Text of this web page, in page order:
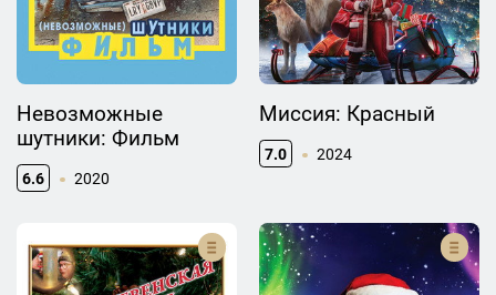
Невозможные
шутники: Фильм
6.6 2020
Миссия: Красный
7.0 2024